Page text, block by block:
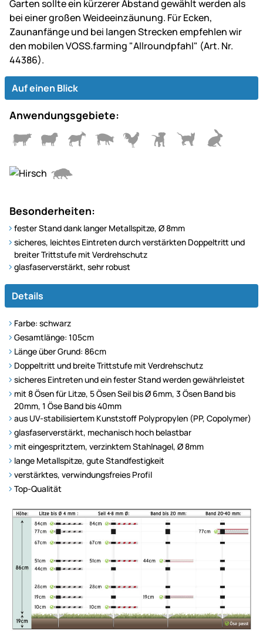
Garten sollte ein kürzerer Abstand gewählt werden als
bei einer großen Weideeinzäunung. Für Ecken,
Zaunanfänge und bei langen Strecken empfehlen wir
den mobilen VOSS.farming "Allroundpfahl" (Art. Nr.
44386).
Auf einen Blick
Anwendungsgebiete:
Besonderheiten:
fester Stand dank langer Metallspitze, Ø 8mm
sicheres, leichtes Eintreten durch verstärkten Doppeltritt und
breiter Trittstufe mit Verdrehschutz
glasfaserverstärkt, sehr robust
Details
Farbe: schwarz
Gesamtlänge: 105cm
Länge über Grund: 86cm
Doppeltritt und breite Trittstufe mit Verdrehschutz
sicheres Eintreten und ein fester Stand werden gewährleistet
mit 8 Ösen für Litze, 5 Ösen Seil bis Ø 6mm, 3 Ösen Band bis
20mm, 1 Öse Band bis 40mm
aus UV-stabilisiertem Kunststoff Polypropylen (PP, Copolymer)
glasfaserverstärkt, mechanisch hoch belastbar
mit eingespritztem, verzinktem Stahlnagel, Ø 8mm
lange Metallspitze, gute Standfestigkeit
verstärktes, verwindungsfreies Profil
Top-Qualität